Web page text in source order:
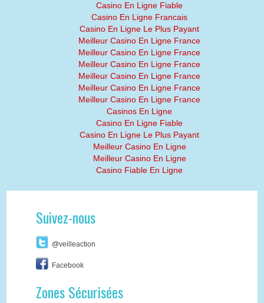
Casino En Ligne Fiable
Casino En Ligne Francais
Casino En Ligne Le Plus Payant
Meilleur Casino En Ligne France
Meilleur Casino En Ligne France
Meilleur Casino En Ligne France
Meilleur Casino En Ligne France
Meilleur Casino En Ligne France
Meilleur Casino En Ligne France
Casinos En Ligne
Casino En Ligne Fiable
Casino En Ligne Le Plus Payant
Meilleur Casino En Ligne
Meilleur Casino En Ligne
Casino Fiable En Ligne
Suivez-nous
@veilleaction
Facebook
Zones Sécurisées